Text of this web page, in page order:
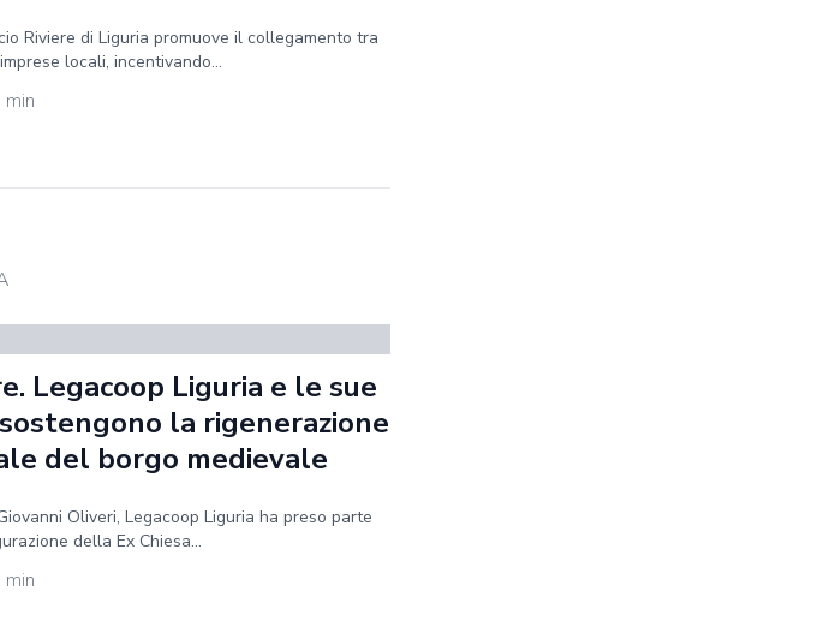
Riviere di Liguria promuove il collegamento tra
locali, incentivando...
min
Legacoop Liguria e le sue
la rigenerazione
del borgo medievale
Oliveri, Legacoop Liguria ha preso parte
della Ex Chiesa...
min